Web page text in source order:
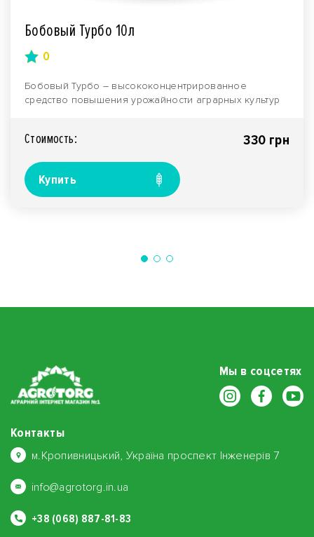
Бобовый Турбо 10л
0
Бобовый Турбо – высококонцентрированное
средство повышения урожайности аграрных культур
Стоимость: 330 грн
Купить
Мы в соцсетях
Контакты
м.Кропивницький, Україна проспект Інженерів 7
info@agrotorg.in.ua
+38 (068) 887-81-83